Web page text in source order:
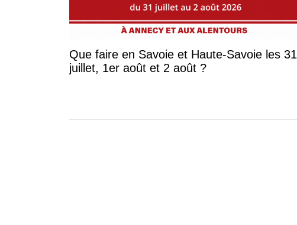
Que faire en Savoie et Haute-Savoie les 31
juillet, 1er août et 2 août ?